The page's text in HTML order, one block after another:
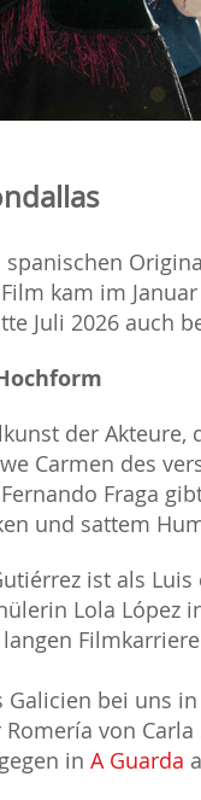
kam im
Juli 2026 auch
der
Carmen des
Fraga
und sattem
ist als
Lola López
Galicien bei uns
von
in A Guarda